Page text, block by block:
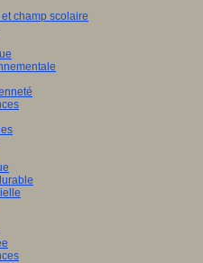
champ scolaire